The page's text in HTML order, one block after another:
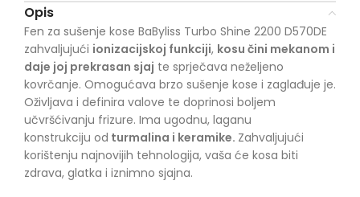
Opis
Fen za sušenje kose BaByliss Turbo Shine 2200 D570DE
zahvaljujući ionizacijskoj funkciji, kosu čini mekanom i
daje joj prekrasan sjaj te sprječava neželjeno
kovrčanje. Omogućava brzo sušenje kose i zaglađuje je.
Oživljava i definira valove te doprinosi boljem
učvršćivanju frizure. Ima ugodnu, laganu
konstrukciju od turmalina i keramike. Zahvaljujući
korištenju najnovijih tehnologija, vaša će kosa biti
zdrava, glatka i iznimno sjajna.